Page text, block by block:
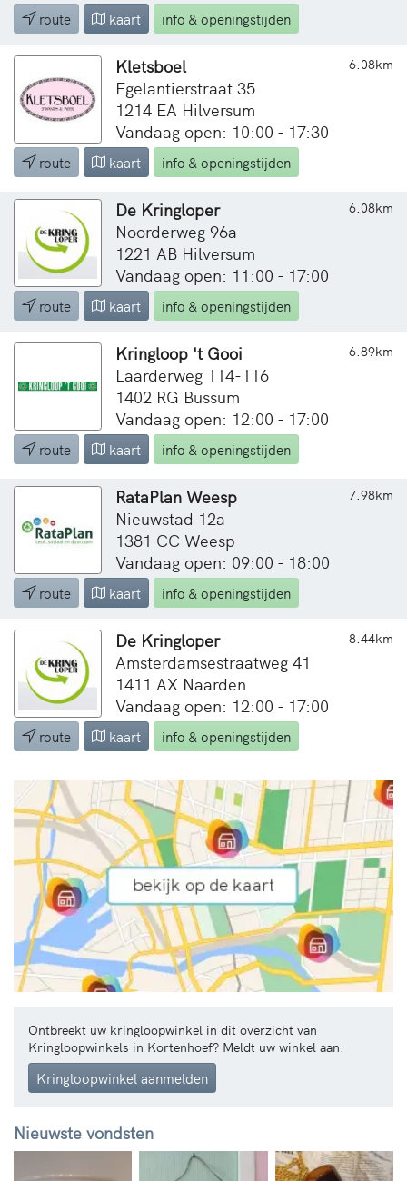
route kaart info & openingstijden
6.08km
Kletsboel
Egelantierstraat 35
1214 EA Hilversum
Vandaag open: 10:00 - 17:30
route kaart info & openingstijden
6.08km
De Kringloper
Noorderweg 96a
1221 AB Hilversum
Vandaag open: 11:00 - 17:00
route kaart info & openingstijden
6.89km
Kringloop 't Gooi
Laarderweg 114-116
1402 RG Bussum
Vandaag open: 12:00 - 17:00
route kaart info & openingstijden
7.98km
RataPlan Weesp
Nieuwstad 12a
1381 CC Weesp
Vandaag open: 09:00 - 18:00
route kaart info & openingstijden
8.44km
De Kringloper
Amsterdamsestraatweg 41
1411 AX Naarden
Vandaag open: 12:00 - 17:00
route kaart info & openingstijden
Ontbreekt uw kringloopwinkel in dit overzicht van
Kringloopwinkels in Kortenhoef? Meldt uw winkel aan:
Kringloopwinkel aanmelden
Nieuwste vondsten